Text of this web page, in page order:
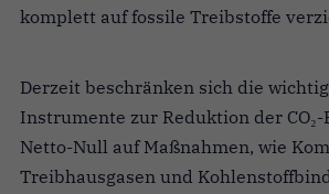
komplett auf fossile Treibstoffe
Derzeit beschränken sich die
Instrumente zur Reduktion der
Netto-Null auf Maßnahmen, wie
Treibhausgasen und